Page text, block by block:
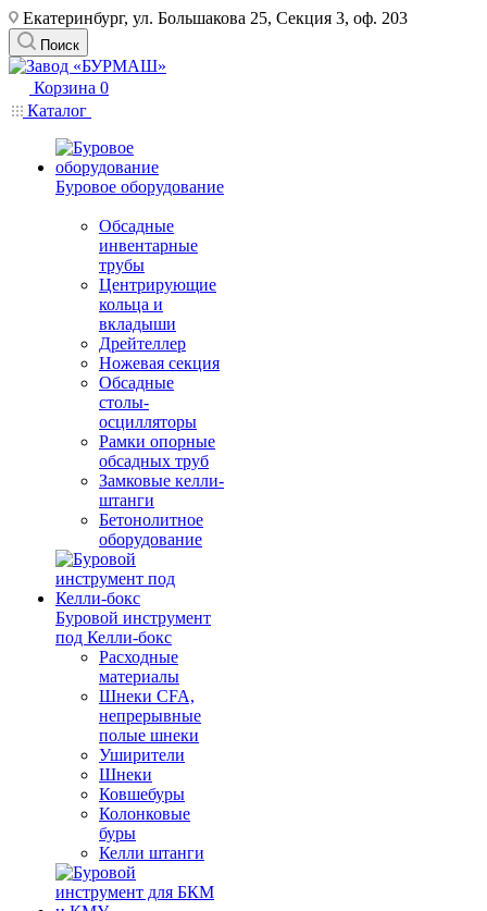
Екатеринбург, ул. Большакова 25, Секция 3, оф. 203
Поиск
Корзина 0
Каталог
Буровое оборудование
Обсадные
инвентарные
трубы
Центрирующие
кольца и
вкладыши
Дрейтеллер
Ножевая секция
Обсадные
столы-
осцилляторы
Рамки опорные
обсадных труб
Замковые келли-
штанги
Бетонолитное
оборудование
Буровой инструмент
под Келли-бокс
Расходные
материалы
Шнеки CFA,
непрерывные
полые шнеки
Уширители
Шнеки
Ковшебуры
Колонковые
буры
Келли штанги